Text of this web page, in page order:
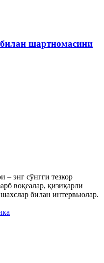
шартномасини
– энг сўнгги тезкор
воқеалар, қизиқарли
билан интервьюлар.